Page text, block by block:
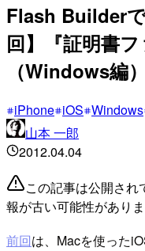
Flash Builder
回】『証明書
（Windows編）
iPhone iOS Windows
山本 一郎
2012.04.04
この記事は公開さ
報が古い可能性があり
前回は、Macを使った